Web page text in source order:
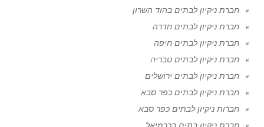
חברת ניקיון לבתים בהוד השרון
חברת ניקיון לבתים חדרה
חברת ניקיון לבתים חיפה
חברת ניקיון לבתים טבריה
חברת ניקיון לבתים ירושלים
חברת ניקיון לבתים כפר סבא
חברות ניקיון לבתים כפר סבא
חברת ניקיון בתים בכרמיאל